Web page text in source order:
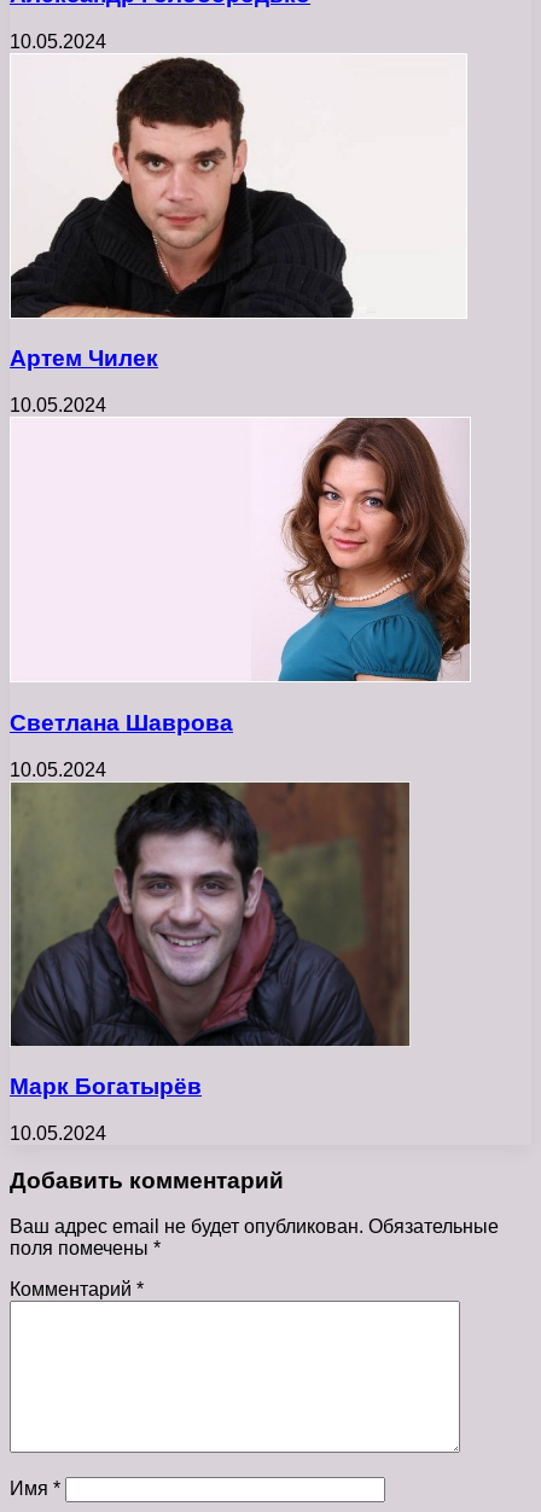
10.05.2024
Артем Чилек
10.05.2024
Светлана Шаврова
10.05.2024
Марк Богатырёв
10.05.2024
Добавить комментарий
Ваш адрес email не будет опубликован. Обязательные
поля помечены *
Комментарий *
Имя *